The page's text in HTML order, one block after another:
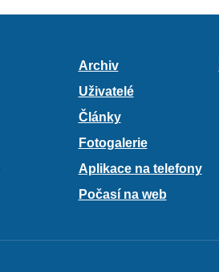
Archiv
Uživatelé
Články
Fotogalerie
Aplikace na telefony
Počasí na web